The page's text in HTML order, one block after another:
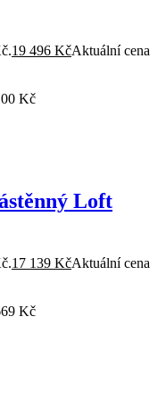
19 496 KčAktuální cena
Kč
Loft
17 139 KčAktuální cena
Kč